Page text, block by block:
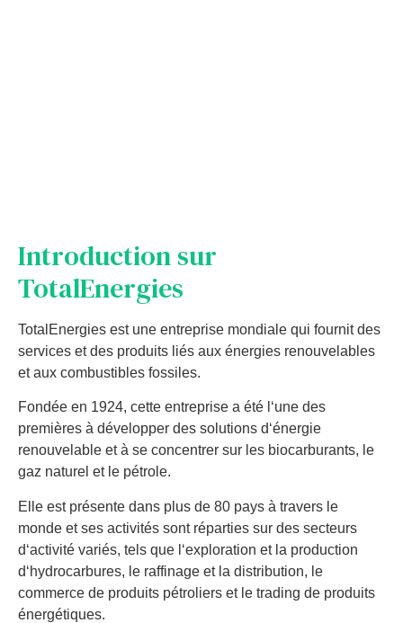
Introductionsur
TotalEnergies
TotalEnergies estune entreprise mondial e qui fournitdes
services etdes produits liés aux énergies renouvel ables
etaux combustibles fossiles.
Fondée en 1924, cette entreprise a été ‘une des
premières à dével opper des solutions d‘énergie
renouvel able età se concentrer sur les biocarburants, le
gaz nature etle pétrole.
El le estprésente dans plus de 80 pays à travers le
monde etses activités sontréparties sur des secteurs
d‘activité variés, tels que ‘expl oration etla production
d‘hydrocarbures, le raffinage etla distribution, le
commerce de produits pétrol iers etle trading de produits
énergétiques.